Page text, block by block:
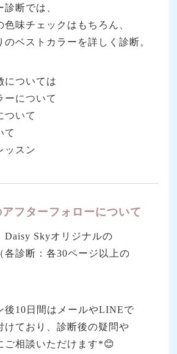
断では、
味チェックはもちろん、
ベストカラーを詳しく診断。
については
ーについて
ついて
て
ッスン
フターフォローについて
Daisy Skyオリジナルの
各診断：各30ページ以上の
後10日間はメールやLINEで
けており、診断後の疑問や
ご相談いただけます*😊